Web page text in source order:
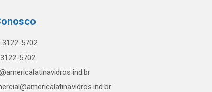
3122-5702
5702